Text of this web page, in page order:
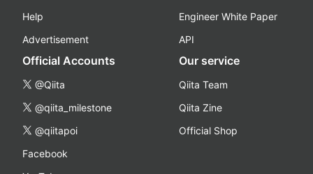
Help
Advertisement
Engineer White Paper
API
Official Accounts
@Qiita
@qiita_milestone
@qiitapoi
Facebook
Our service
Qiita Team
Qiita Zine
Official Shop